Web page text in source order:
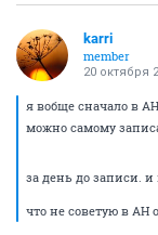
karri
member
20 октября
я вобще сначало в
можно самому
за день до записи.
что не советую в АН